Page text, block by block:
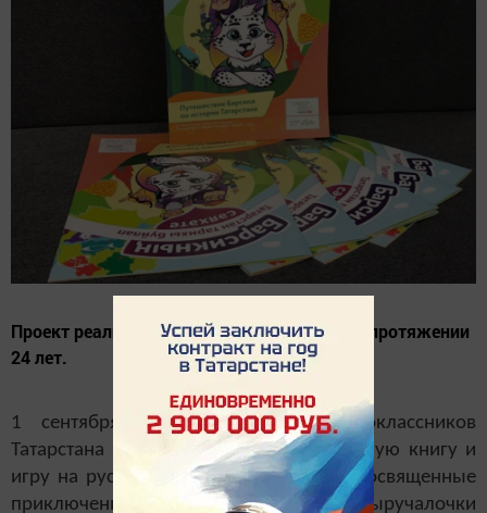
Проект реализуется банком с 1997 года на протяжении
24 лет.
1 сентября около 58 тысяч первоклассников
Татарстана получили в подарок красочную книгу и
игру на русском и татарском языках, посвященные
приключениям трех друзей – Барсика, Выручалочки